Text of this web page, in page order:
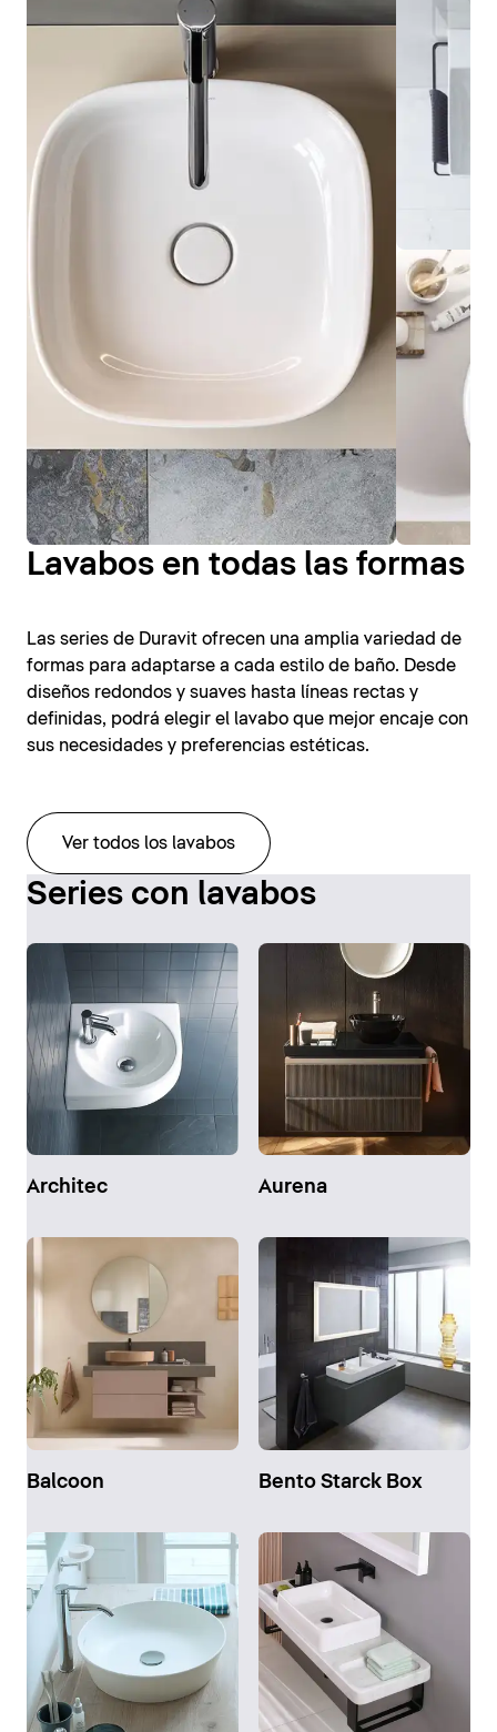
Lavabos en todas las formas
Las series de Duravit ofrecen una amplia variedad de
formas para adaptarse a cada estilo de baño. Desde
diseños redondos y suaves hasta líneas rectas y
definidas, podrá elegir el lavabo que mejor encaje con
sus necesidades y preferencias estéticas.
Ver todos los lavabos
Series con lavabos
Architec Aurena
Balcoon Bento Starck Box